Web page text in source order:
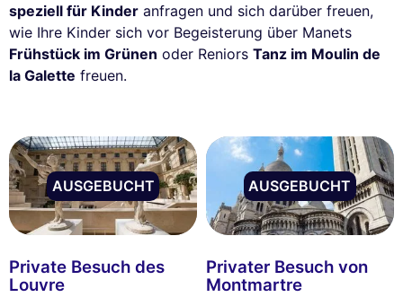
speziell für Kinder anfragen und sich darüber freuen,
wie Ihre Kinder sich vor Begeisterung über Manets
Frühstück im Grünen oder Reniors Tanz im Moulin de
la Galette freuen.
AUSGEBUCHT
Private Besuch des
Louvre
AUSGEBUCHT
Privater Besuch von
Montmartre